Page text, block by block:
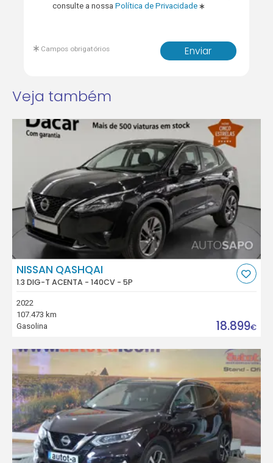
consulte a nossaPolítica de Privacidade
Enviar
Campos obrigatórios
Veja também
NISSAN QASHQAI
1.3 DIG-T ACENTA - 140CV - 5P
2022
107.473 km
Gasolina
18.899€